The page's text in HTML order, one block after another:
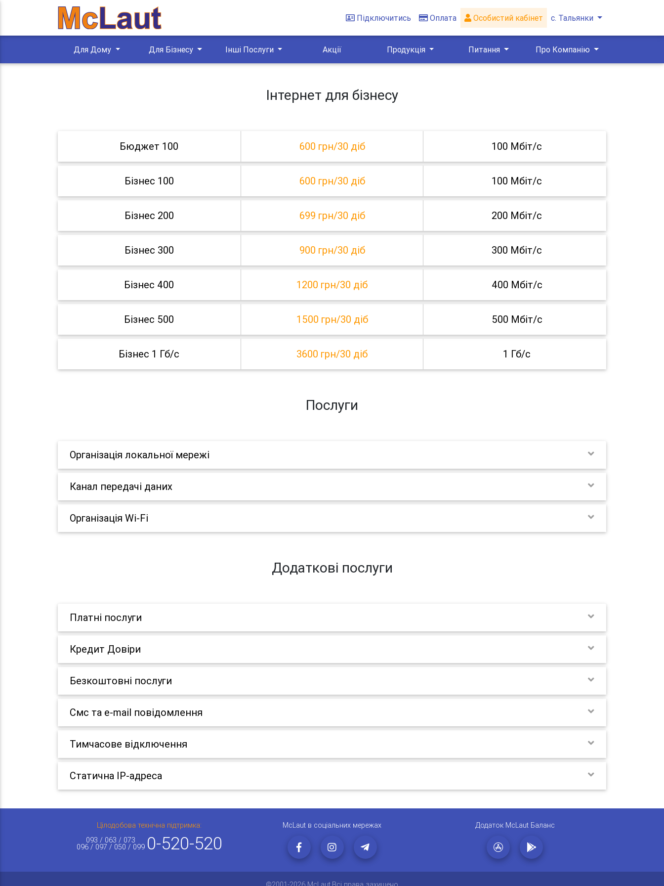
Підключитись Оплата Особистий кабінет с. Тальянки
Для Дому Для Бізнесу Інші Послуги Акції Продукція Питання Про Компанію
Інтернет для бізнесу
Бюджет 100 600 грн/30 діб 100 Мбіт/с
Бізнес 100 600 грн/30 діб 100 Мбіт/с
Бізнес 200 699 грн/30 діб 200 Мбіт/с
Бізнес 300 900 грн/30 діб 300 Мбіт/с
Бізнес 400 1200 грн/30 діб 400 Мбіт/с
Бізнес 500 1500 грн/30 діб 500 Мбіт/с
Бізнес 1 Гб/с 3600 грн/30 діб 1 Гб/с
Послуги
Організація локальної мережі
Канал передачі даних
Організація Wi-Fi
Додаткові послуги
Платні послуги
Кредит Довіри
Безкоштовні послуги
Смс та e-mail повідомлення
Тимчасове відключення
Статична IP-адреса
Цілодобова технічна підтримка:
093 / 063 / 073
096 / 097 / 050 / 099 0-520-520
McLaut в соціальних мережах Додаток McLaut Баланс